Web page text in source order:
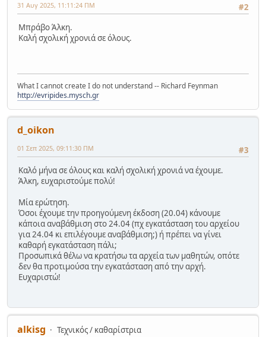
#2
31 Αυγ 2025, 11:11:24 ΠΜ
Μπράβο Άλκη.
Καλή σχολική χρονιά σε όλους.
What I cannot create I do not understand -- Richard Feynman
http://evripides.mysch.gr
d_oikon
#3
01 Σεπ 2025, 09:11:30 ΠΜ
Καλό μήνα σε όλους και καλή σχολική χρονιά να έχουμε.
Άλκη, ευχαριστούμε πολύ!
Μία ερώτηση.
Όσοι έχουμε την προηγούμενη έκδοση (20.04) κάνουμε
κάποια αναβάθμιση στο 24.04 (πχ εγκατάσταση του αρχείου
για 24.04 κι επιλέγουμε αναβάθμιση;) ή πρέπει να γίνει
καθαρή εγκατάσταση πάλι;
Προσωπικά θέλω να κρατήσω τα αρχεία των μαθητών, οπότε
δεν θα προτιμούσα την εγκατάσταση από την αρχή.
Ευχαριστώ!
alkisg
Τεχνικός / καθαρίστρια